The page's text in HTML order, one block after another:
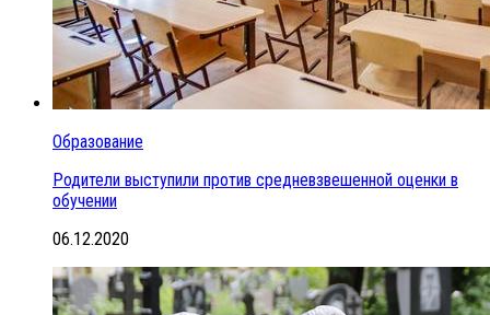
Образование
Родители выступили против средневзвешенной оценки в
обучении
06.12.2020